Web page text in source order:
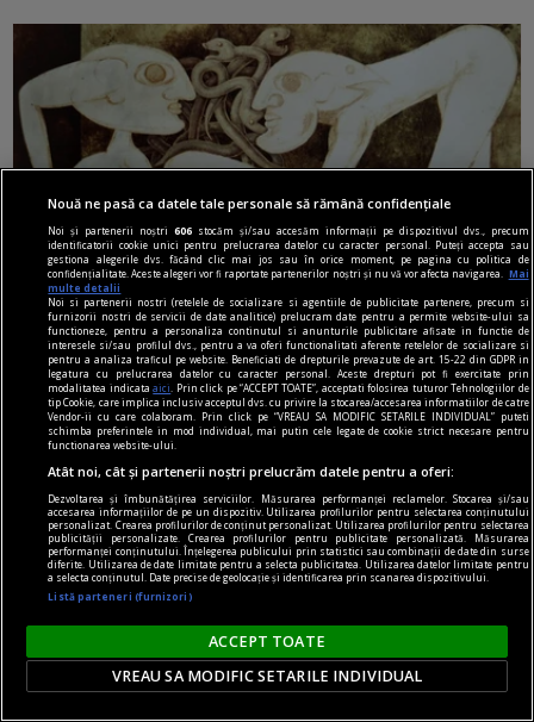
regimul artelor şi muniţiilor
Victor Brauner – Paladienii și lumea invizibilului
Reprezentările Paladistei sînt prefigurări
fantastice în care contururile corpului feminin
sugerează grafia literelor unui alfabet „erotic“
care trimite la libertatea de expresie a scrierilor
Marchizului de Sade.
Mihaela PETROV
Nouă ne pasă ca datele tale personale să rămână confidențiale
Noi și partenerii noștri606 stocăm și/sau accesăm informații pe dispozitivul dvs., precum
identificatorii cookie unici pentru prelucrarea datelor cu caracter personal. Puteți accepta sau
gestiona alegerile dvs. făcând clic mai jos sau în orice moment, pe pagina cu politica de
confidențialitate. Aceste alegeri vor fi raportate partenerilor noștri și nu vă vor afecta navigarea.
Mai
multe detalii
Noi si partenerii nostri (retelele de socializare si agentiile de publicitate partenere, precum si
furnizorii nostri de servicii de date analitice) prelucram date pentru a permite website-ului sa
functioneze, pentru a personaliza continutul si anunturile publicitare afisate in functie de
interesele si/sau profilul dvs., pentru a va oferi functionalitati aferente retelelor de socializare si
pentru a analiza traficul pe website. Beneficiati de drepturile prevazute de art. 15-22 din GDPR in
legatura cu prelucrarea datelor cu caracter personal. Aceste drepturi pot fi exercitate prin
modalitatea indicataaici
. Prin click pe “ACCEPT TOATE”, acceptati folosirea tuturor Tehnologiilor de
tip Cookie, care implica inclusiv acceptul dvs. cu privire la stocarea/accesarea informatiilor de catre
Vendor-ii cu care colaboram. Prin click pe “VREAU SA MODIFIC SETARILE INDIVIDUAL” puteti
schimba preferintele in mod individual, mai putin cele legate de cookie strict necesare pentru
functionarea website-ului.
Atât noi, cât și partenerii noștri prelucrăm datele pentru a oferi:
Dezvoltarea și îmbunătățirea serviciilor. Măsurarea performanței reclamelor. Stocarea și/sau
accesarea informațiilor de pe un dispozitiv. Utilizarea profilurilor pentru selectarea conținutului
personalizat. Crearea profilurilor de conținut personalizat. Utilizarea profilurilor pentru selectarea
publicității personalizate. Crearea profilurilor pentru publicitate personalizată. Măsurarea
performanței conținutului. Înțelegerea publicului prin statistici sau combinații de date din surse
diferite. Utilizarea de date limitate pentru a selecta publicitatea. Utilizarea datelor limitate pentru
a selecta conținutul. Date precise de geolocație și identificarea prin scanarea dispozitivului.
Listă parteneri (furnizori)
ACCEPT TOATE
VREAU SA MODIFIC SETARILE INDIVIDUAL